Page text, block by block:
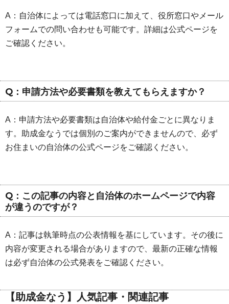
A：自治体によっては電話窓口に加えて、役所窓口やメール
フォームでの問い合わせも可能です。詳細は公式ページを
ご確認ください。
Q：申請方法や必要書類を教えてもらえますか？
A：申請方法や必要書類は自治体や給付金ごとに異なりま
す。助成金なうでは個別のご案内ができませんので、必ず
お住まいの自治体の公式ページをご確認ください。
Q：この記事の内容と自治体のホームページで内容
が違うのですが？
A：記事は執筆時点の公表情報を基にしています。その後に
内容が変更される場合がありますので、最新の正確な情報
は必ず自治体の公式発表をご確認ください。
【助成金なう】人気記事・関連記事